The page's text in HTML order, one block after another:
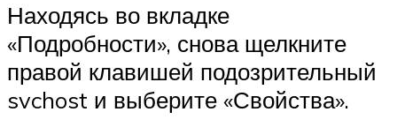
Находясь во вкладке
«Подробности», снова щелкните
правой клавишей подозрительный
svchost и выберите «Свойства».